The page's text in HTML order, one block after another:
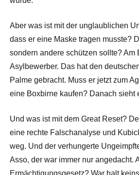
Aber was ist mit der unglaublichen
dass er eine Maske tragen musste?
sondern andere schützen sollte? Am
Asylbewerber. Das hat den
Palme gebracht. Muss er jetzt zum
eine Boxbirne kaufen? Danach sieht
Und was ist mit dem Great Reset?
eine rechte Falschanalyse und
weg. Und der verhungerte
Asso, der war immer nur angedacht.
Ermächtigungsgesetz? War halt